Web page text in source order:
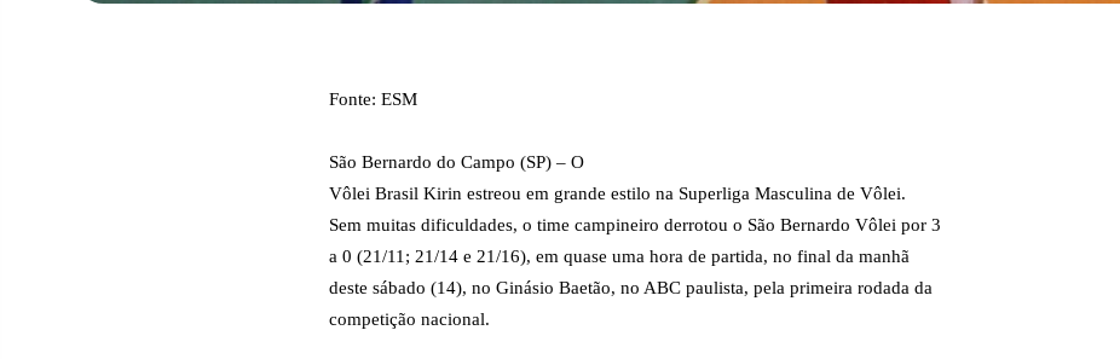
Fonte: ESM
São Bernardo do Campo (SP) – O
Vôlei Brasil Kirin estreou em grande estilo na Superliga Masculina de Vôlei.
Sem muitas dificuldades, o time campineiro derrotou o São Bernardo Vôlei por 3
a 0 (21/11; 21/14 e 21/16), em quase uma hora de partida, no final da manhã
deste sábado (14), no Ginásio Baetão, no ABC paulista, pela primeira rodada da
competição nacional.